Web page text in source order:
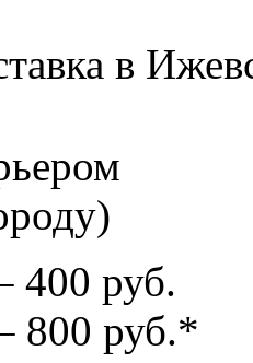
в
400 руб.
800 руб.*